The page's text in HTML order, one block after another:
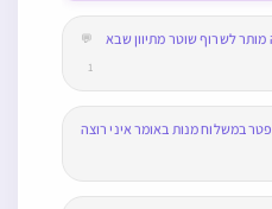
לשרוף שוטר מתיוון שבא
💬
1
במשלוח מנות באומר איני רוצה